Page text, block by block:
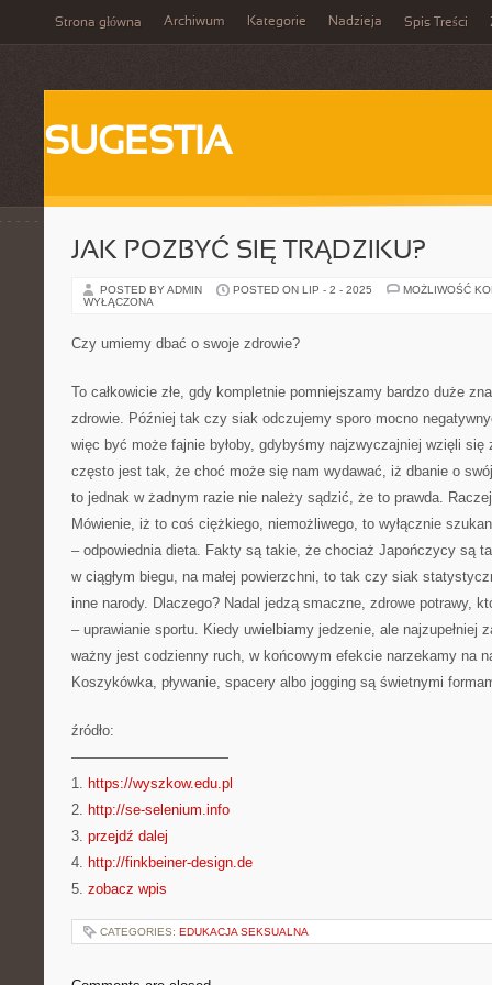
Strona główna Archiwum Kategorie Nadzieja Spis Treści
SUGESTIA
JAK POZBYĆ SIĘ TRĄDZIKU?
POSTED BY ADMIN POSTED ON LIP - 2 - 2025
MOŻLIWOŚĆ
WYŁĄCZONA
Czy umiemy dbać o swoje zdrowie?
To całkowicie złe, gdy kompletnie pomniejszamy bardzo duże
zdrowie. Później tak czy siak odczujemy sporo mocno
więc być może fajnie byłoby, gdybyśmy najzwyczajniej wzięli się
często jest tak, że choć może się nam wydawać, iż dbanie o
to jednak w żadnym razie nie należy sądzić, że to prawda.
Mówienie, iż to coś ciężkiego, niemożliwego, to wyłącznie
– odpowiednia dieta. Fakty są takie, że chociaż Japończycy są
w ciągłym biegu, na małej powierzchni, to tak czy siak
inne narody. Dlaczego? Nadal jedzą smaczne, zdrowe potrawy,
– uprawianie sportu. Kiedy uwielbiamy jedzenie, ale najzupełniej
ważny jest codzienny ruch, w końcowym efekcie narzekamy na
Koszykówka, pływanie, spacery albo jogging są świetnymi
źródło:
———————————
1. https://wyszkow.edu.pl
2. http://se-selenium.info
3. przejdź dalej
4. http://finkbeiner-design.de
5. zobacz wpis
CATEGORIES: EDUKACJA SEKSUALNA